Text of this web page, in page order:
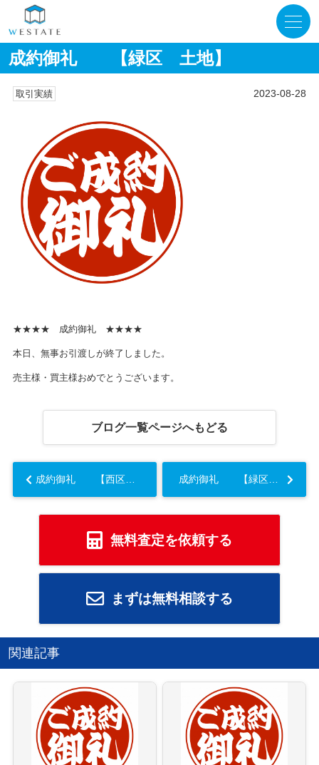
成約御礼 【緑区 土地】
取引実績 2023-08-28
★★★★ 成約御礼 ★★★★
本日、無事お引渡しが終了しました。
売主様・買主様おめでとうございます。
ブログ一覧ページへもどる
成約御礼 【西区 区分マンション】... 成約御礼 【緑区 土地】
無料査定を依頼する
まずは無料相談する
関連記事